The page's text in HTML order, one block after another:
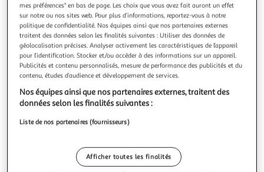
2.8 (11)
AUCHAN TAVOLA IN ITALIA
Pizza regina cuite cuite au feu de bois
Cette pizza a été fabriquée dans les ateliers de notre
partenaire près de Parme, inspirée de la tradition italienne :
la pâte est levée lentement durant 24h ce qui lui donne
une saveur incomparable. Elle est fine au centre et aérée
sur les bords , cuite dans un four à bois quelques instants,
elle es
En savoir +
400g
mes préférences" en bas de page. Les choix que vous avez fait auront un effet
sur notre ou nos sites web. Pour plus d’informations, reportez-vous à notre
politique de confidentialité. Nos équipes ainsi que nos partenaires externes
traitent des données selon les finalités suivantes : Utiliser des données de
géolocalisation précises. Analyser activement les caractéristiques de l’appareil
pour l’identification. Stocker et/ou accéder à des informations sur un appareil.
Publicités et contenu personnalisés, mesure de performance des publicités et du
contenu, études d’audience et développement de services.
Nos équipes ainsi que nos partenaires externes, traitent des
données selon les finalités suivantes :
Liste de nos partenaires (fournisseurs)
Afficher toutes les finalités